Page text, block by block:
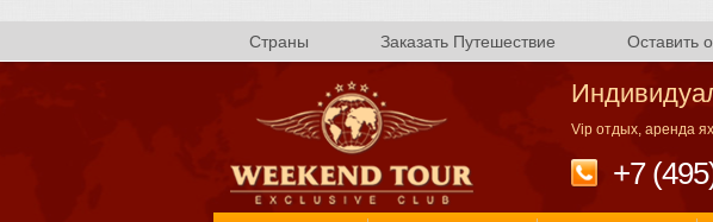
Страны Заказать Путешествие Оставить
Vip отдых, аренда
+7